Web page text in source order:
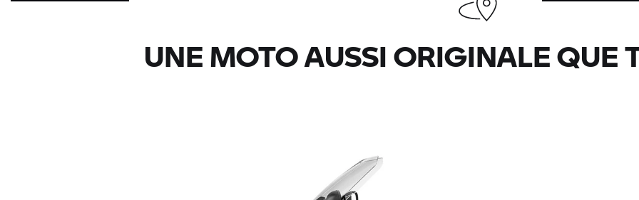
UNE MOTO AUSSI ORIGINALE QUE